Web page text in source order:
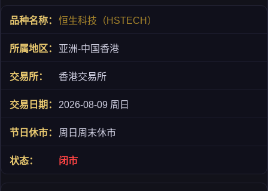
恒生科技（HSTECH）
亚洲-中国香港
香港交易所
2026-08-09 周日
周日周末休市
闭市